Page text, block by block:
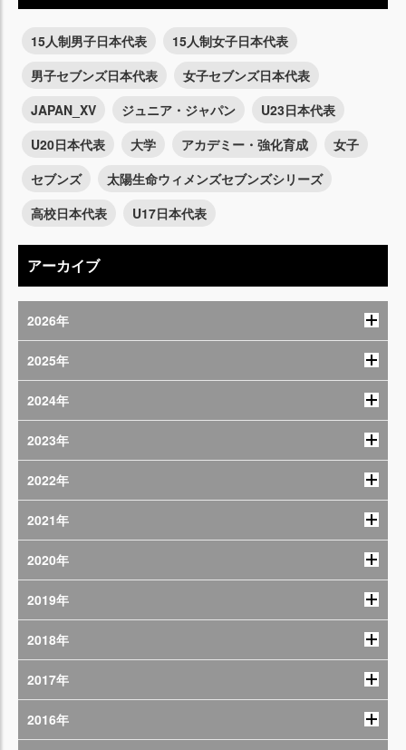
15人制男子日本代表
15人制女子日本代表
男子セブンズ日本代表
女子セブンズ日本代表
JAPAN_XV
ジュニア・ジャパン
U23日本代表
U20日本代表
大学 アカデミー・強化育成
女子
セブンズ
太陽生命ウィメンズセブンズシリーズ
高校日本代表
U17日本代表
アーカイブ
2026年
2025年
2024年
2023年
2022年
2021年
2020年
2019年
2018年
2017年
2016年